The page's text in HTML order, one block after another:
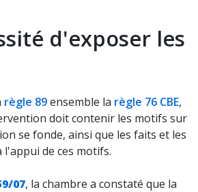
d'exposer les
règle 89ensemble la règle 76 CBE,
doit contenir les motifs sur
se fonde, ainsi que les faits et les
de ces motifs.
07, la chambre a constaté que la